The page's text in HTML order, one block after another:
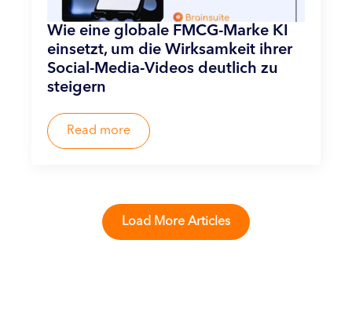
Wie eine globale FMCG-Marke KI
einsetzt, um die Wirksamkeit ihrer
Social-Media-Videos deutlich zu
steigern
Read more
Load More Articles